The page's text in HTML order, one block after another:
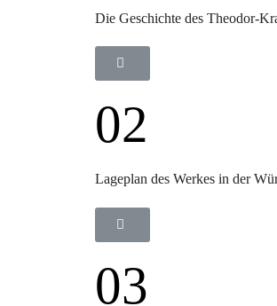
Die Geschichte des Theodor-
02
Lageplan des Werkes in der
03